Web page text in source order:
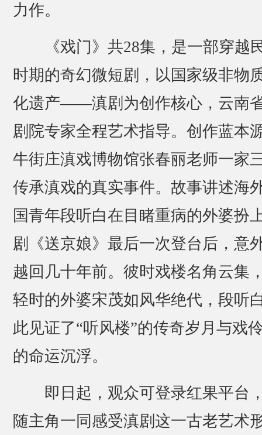
力作。
《戏门》共28集，是一部穿越
时期的奇幻微短剧，以国家级非物
化遗产——滇剧为创作核心，云南
剧院专家全程艺术指导。创作蓝本
牛街庄滇戏博物馆张春丽老师一家
传承滇戏的真实事件。故事讲述海
国青年段听白在目睹重病的外婆扮
剧《送京娘》最后一次登台后，意
越回几十年前。彼时戏楼名角云集
轻时的外婆宋茂如风华绝代，段听
此见证了“听风楼”的传奇岁月与戏
的命运沉浮。
即日起，观众可登录红果平台
随主角一同感受滇剧这一古老艺术